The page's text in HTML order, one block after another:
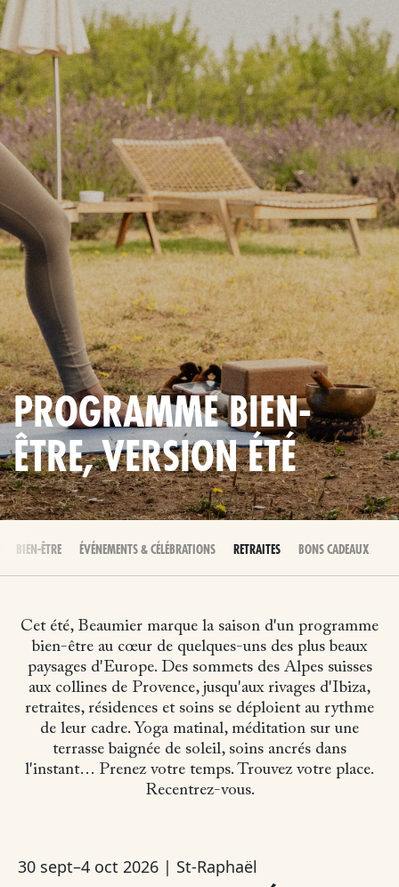
PROGRAMME BIEN-
ÊTRE, VERSION ÉTÉ
BIEN-ÊTRE ÉVÉNEMENTS & CÉLÉBRATIONS RETRAITES BONS CADEAUX
Cet été, Beaumier marque la saison d'un programme
bien-être au cœur de quelques-uns des plus beaux
paysages d'Europe. Des sommets des Alpes suisses
aux collines de Provence, jusqu'aux rivages d'Ibiza,
retraites, résidences et soins se déploient au rythme
de leur cadre. Yoga matinal, méditation sur une
terrasse baignée de soleil, soins ancrés dans
l'instant… Prenez votre temps. Trouvez votre place.
Recentrez-vous.
30 sept–4 oct 2026 | St-Raphaël